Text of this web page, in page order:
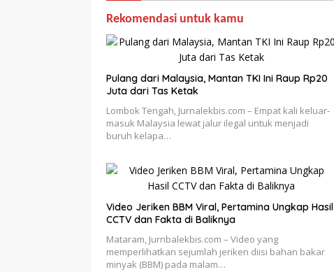
Rekomendasi untuk kamu
Pulang dari Malaysia, Mantan TKI Ini Raup Rp20
Juta dari Tas Ketak
Lombok Tengah, Jurnalekbis.com – Empat kali keluar-
masuk Malaysia lewat jalur ilegal untuk menjadi
buruh kelapa…
Video Jeriken BBM Viral, Pertamina Ungkap Hasil
CCTV dan Fakta di Baliknya
Mataram, Jurnbalekbis.com – Video yang
memperlihatkan sejumlah jeriken diisi bahan bakar
minyak (BBM) pada malam…